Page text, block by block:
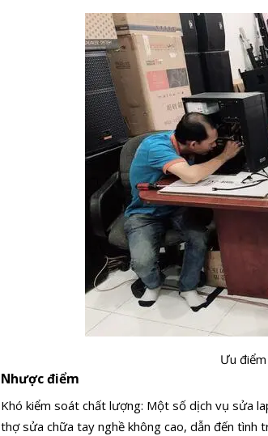
Ưu
Nhược điểm
Khó kiểm soát chất lượng: Một số dịch vụ sửa
thợ sửa chữa tay nghề không cao, dẫn đến tình